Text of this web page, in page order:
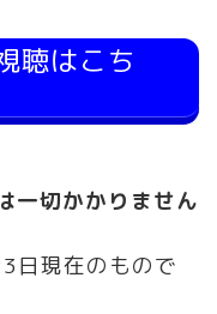
聴はこち
一切かかりません
現在のもので